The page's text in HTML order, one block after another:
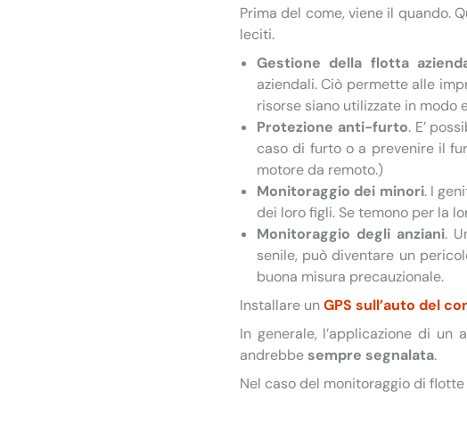
Prima del come, viene il quando.
leciti.
Gestione della flotta
aziendali. Ciò permette alle
risorse siano utilizzate in modo
Protezione anti-furto. E’
caso di furto o a prevenire il
motore da remoto.)
Monitoraggio dei minori. I
dei loro figli. Se temono per la
Monitoraggio degli anziani.
senile, può diventare un
buona misura precauzionale.
Installare unGPS sull’auto del
In generale, l’applicazione di
andrebbesempre segnalata.
Nel caso del monitoraggio di